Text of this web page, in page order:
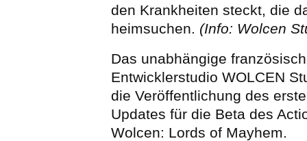
den Krankheiten steckt, die
heimsuchen. (Info: Wolcen
Das unabhängige
Entwicklerstudio WOLCEN
die Veröffentlichung des
Updates für die Beta des
Wolcen: Lords of Mayhem.